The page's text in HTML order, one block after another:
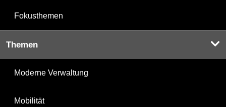
Fokusthemen
Themen
Moderne Verwaltung
Mobilität